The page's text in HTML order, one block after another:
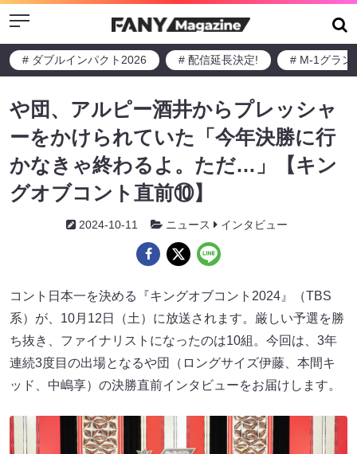
Menu
# ダブルインパクト2026 # 配信延長決定! # M-1グラン
や団、アルピー酒井からプレッシャ
ーをかけられていた「今年決勝に行
かなきゃ終わるよ。ただ…」【キン
グオブコント直前⑩】
2024-10-11 ニュース インタビュー
コント日本一を決める『キングオブコント2024』（TBS
系）が、10月12日（土）に放送されます。厳しい予選を勝
ち抜き、ファイナリストになったのは10組。今回は、3年
連続3度目の出場となるや団（ロングサイズ伊藤、本間キ
ッド、中嶋享）​​の決勝直前インタビューをお届けします。​​